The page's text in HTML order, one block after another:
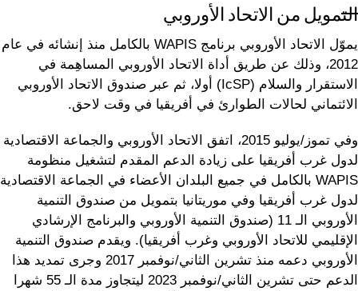
التمويل من الاتحاد الأوروبي
يموّل الاتحاد الأوروبي برنامج WAPIS بالكامل منذ إنشائه في عام
2012، وذلك عن طريق أداة الاتحاد الأوروبي المساهِمة في
الاستقرار والسلام (IcSP) أولا، ثم عبر صندوق الاتحاد الأوروبي
الائتماني لحالات الطوارئ في أفريقيا في وقت لاحق.
وفي تموز/يوليو 2015، اتفق الاتحاد الأوروبي والجماعة الاقتصادية
لدول غرب أفريقيا على زيادة الدعم المقدم لتشغيل منظومة
WAPIS بالكامل في جميع البلدان الأعضاء في الجماعة الاقتصادية
لدول غرب أفريقيا وفي موريتانيا بتمويل من صندوق التنمية
الأوروبي الـ 11 (صندوق التنمية الأوروبي والبرنامج الإرشادي
الإقليمي للاتحاد الأوروبي وغرب أفريقيا). ويقدم صندوق التنمية
الأوروبي دعمه منذ تشرين الثاني/نوفمبر 2017 وجرى تمديد هذا
الدعم حتى تشرين الثاني/نوفمبر 2023 ليتجاوز مدة الـ 55 شهرا